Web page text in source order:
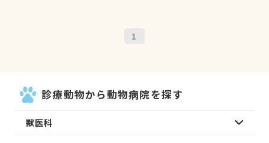
1
診療動物から動物病院を探す
獣医科